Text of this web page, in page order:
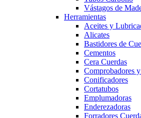
Vástagos de
Herramientas
Aceites y
Alicates
Bastidores de
Cementos
Cera Cuerdas
Comprobadores
Conificadores
Cortatubos
Emplumadoras
Enderezadoras
Forradores